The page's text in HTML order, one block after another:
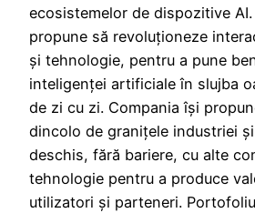
ecosistemelor de dispozitive AI.
propune să revoluționeze
și tehnologie, pentru a pune
inteligenței artificiale în slujba
de zi cu zi. Compania își
dincolo de granițele industriei
deschis, fără bariere, cu alte
tehnologie pentru a produce
utilizatori și parteneri.